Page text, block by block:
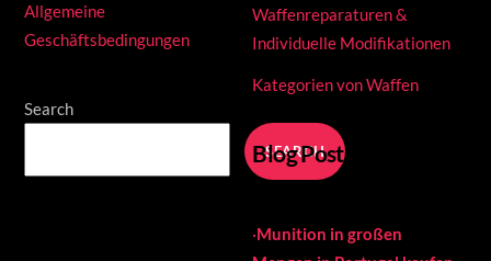
Allgemeine
Geschäftsbedingungen
Search
SEARCH
Waffenreparaturen &
Individuelle Modifikationen
Kategorien von Waffen
Blog Posts
·Munition in großen